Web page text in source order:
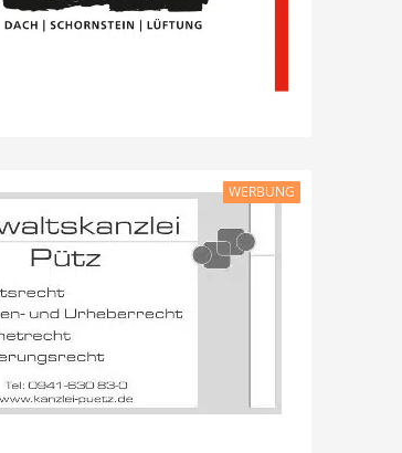
WERBUNG